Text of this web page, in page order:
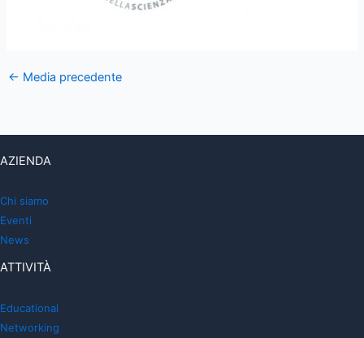
← Media precedente
AZIENDA
Chi siamo
Eventi
News
ATTIVITÀ
Educational
Networking